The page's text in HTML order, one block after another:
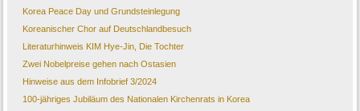
Korea Peace Day und Grundsteinlegung
Koreanischer Chor auf Deutschlandbesuch
Literaturhinweis KIM Hye-Jin, Die Tochter
Zwei Nobelpreise gehen nach Ostasien
Hinweise aus dem Infobrief 3/2024
100-jähriges Jubiläum des Nationalen Kirchenrats in Korea